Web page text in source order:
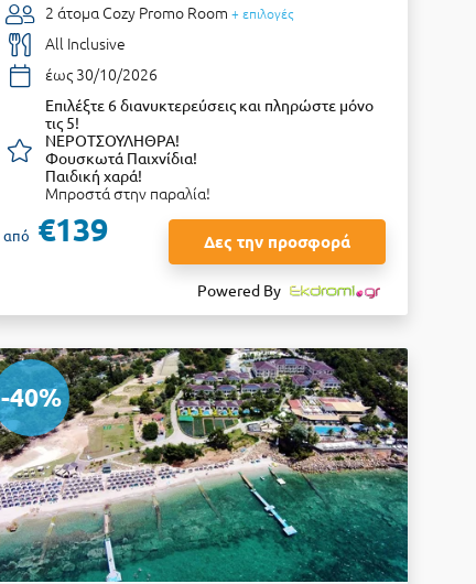
2 άτομα Cozy Promo Room + επιλογές
All Inclusive
έως 30/10/2026
Επιλέξτε 6 διανυκτερεύσεις και πληρώστε μόνο
τις 5!
ΝΕΡΟΤΣΟΥΛΗΘΡΑ!
Φουσκωτά Παιχνίδια!
Παιδική χαρά!
Μπροστά στην παραλία!
από €139 Δες την προσφορά
Powered By
-40%